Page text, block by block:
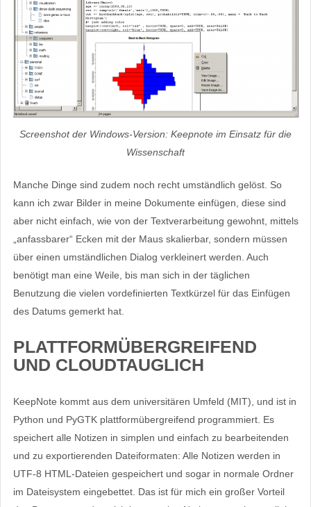
Screenshot der Windows-Version: Keepnote im Einsatz für die
Wissenschaft
Manche Dinge sind zudem noch recht umständlich gelöst. So
kann ich zwar Bilder in meine Dokumente einfügen, diese sind
aber nicht einfach, wie von der Textverarbeitung gewohnt, mittels
„anfassbarer“ Ecken mit der Maus skalierbar, sondern müssen
über einen umständlichen Dialog verkleinert werden. Auch
benötigt man eine Weile, bis man sich in der täglichen
Benutzung die vielen vordefinierten Textkürzel für das Einfügen
des Datums gemerkt hat.
PLATTFORMÜBERGREIFEND
UND CLOUDTAUGLICH
KeepNote kommt aus dem universitären Umfeld (MIT), und ist in
Python und PyGTK plattformübergreifend programmiert. Es
speichert alle Notizen in simplen und einfach zu bearbeitenden
und zu exportierenden Dateiformaten: Alle Notizen werden in
UTF-8 HTML-Dateien gespeichert und sogar in normale Ordner
im Dateisystem eingebettet. Das ist für mich ein großer Vorteil